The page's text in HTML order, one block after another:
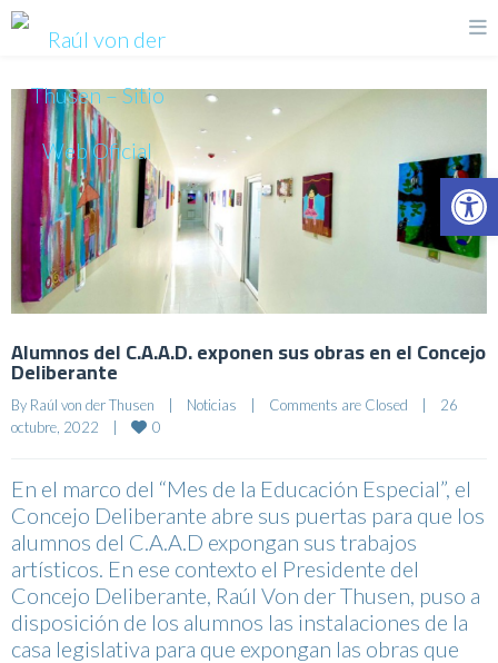
Alumnos del C.A.A.D. exponen sus obras en el Concejo
Deliberante
By Raúl von der Thusen | Noticias | Comments are Closed |
26
octubre, 2022
| 0
En el marco del “Mes de la Educación Especial”, el
Concejo Deliberante abre sus puertas para que los
alumnos del C.A.A.D expongan sus trabajos
artísticos. En ese contexto el Presidente del
Concejo Deliberante, Raúl Von der Thusen, puso a
disposición de los alumnos las instalaciones de la
casa legislativa para que expongan las obras que